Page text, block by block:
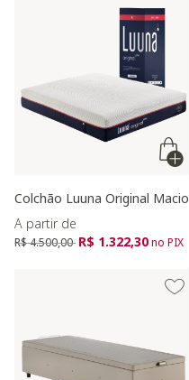
Colchão Luuna Original Macio
A partir de
Preço reduzido de
R$ 4.500,00 para
R$ 1.322,30no PIX